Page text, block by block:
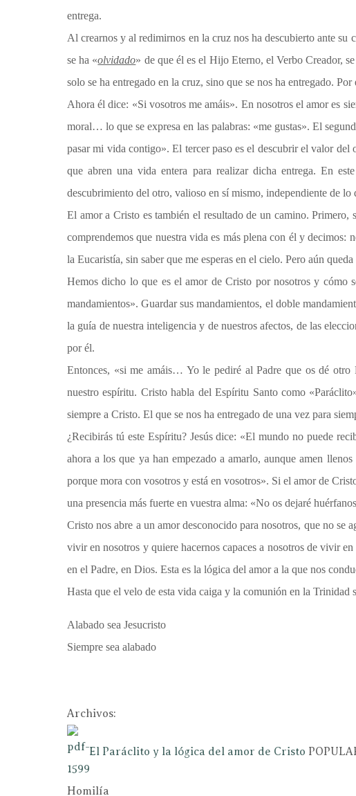
entrega.
Al crearnos y al redimirnos en la cruz nos ha descubierto ante
se ha «olvidado» de que él es el Hijo Eterno, el Verbo Creador,
solo se ha entregado en la cruz, sino que se nos ha entregado. Por
Ahora él dice: «Si vosotros me amáis». En nosotros el amor es
moral… lo que se expresa en las palabras: «me gustas». El
pasar mi vida contigo». El tercer paso es el descubrir el valor
que abren una vida entera para realizar dicha entrega. En
descubrimiento del otro, valioso en sí mismo, independiente de
El amor a Cristo es también el resultado de un camino.
comprendemos que nuestra vida es más plena con él y
la Eucaristía, sin saber que me esperas en el cielo. Pero aún
Hemos dicho lo que es el amor de Cristo por nosotros y cómo
mandamientos». Guardar sus mandamientos, el doble
la guía de nuestra inteligencia y de nuestros afectos, de las
por él.
Entonces, «si me amáis… Yo le pediré al Padre que os dé otro
nuestro espíritu. Cristo habla del Espíritu Santo como
siempre a Cristo. El que se nos ha entregado de una vez para
¿Recibirás tú este Espíritu? Jesús dice: «El mundo no puede
ahora a los que ya han empezado a amarlo, aunque amen
porque mora con vosotros y está en vosotros». Si el amor de
una presencia más fuerte en vuestra alma: «No os dejaré
Cristo nos abre a un amor desconocido para nosotros, que no se
vivir en nosotros y quiere hacernos capaces a nosotros de vivir
en el Padre, en Dios. Esta es la lógica del amor a la que nos
Hasta que el velo de esta vida caiga y la comunión en la Trinidad
Alabado sea Jesucristo
Siempre sea alabado
Archivos:
El Paráclito y la lógica del amor de Cristo
Homilía